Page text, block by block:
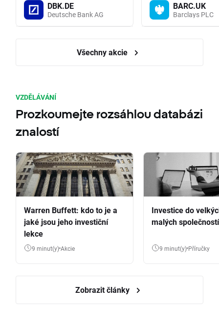
DBK.DE
Deutsche Bank AG
BARC.UK
Barclays PLC
Všechny akcie
VZDĚLÁVÁNÍ
Prozkoumejte rozsáhlou databázi
znalostí
Warren Buffett: kdo to je a
jaké jsou jeho investiční
lekce
9 minut(y) Akcie
Investice do
malých společností
9 minut(y) Příručky
Zobrazit články